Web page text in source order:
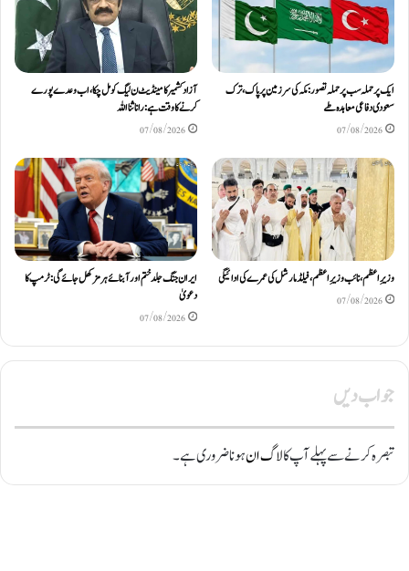
ایک پر حملہ سب پر حملہ تصور: مکہ کی سرزمین پر پاک، ترک
سعودی دفاعی معاہدہ طے
07/08/2026
آزاد کشمیر کا مینڈیٹ ن لیگ کو مل چکا، اب وعدے پورے
کرنے کا وقت ہے: رانا ثنا اللہ
07/08/2026
وزیرِاعظم، نائب وزیرِ اعظم، فیلڈ مارشل کی عمرے کی ادائیگی
07/08/2026
ایران جنگ جلد ختم اور آبنائے ہرمز کھل جائے گی: ٹرمپ کا
دعویٰ
07/08/2026
جواب دیں
تبصرہ کرنے سے پہلے آپ کالاگ انہونا ضروری ہے۔